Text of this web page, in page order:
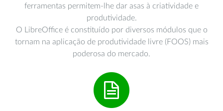
ferramentas permitem-lhe dar asas à criatividade e
produtividade.
O LibreOffice é constituído por diversos módulos que o
tornam na aplicação de produtividade livre (FOOS) mais
poderosa do mercado.